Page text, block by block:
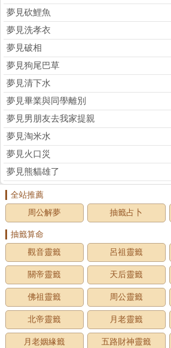
夢見砍鯉魚
夢見洗孝衣
夢見破相
夢見狗尾巴草
夢見清下水
夢見畢業與同學離別
夢見男朋友去我家提親
夢見淘米水
夢見火口災
夢見熊貓雄了
全站推薦
周公解夢
抽籤占卜
抽籤算命
觀音靈籤
呂祖靈籤
關帝靈籤 天后靈籤
佛祖靈籤 周公靈籤
北帝靈籤 月老靈籤
月老姻緣籤 五路財神靈籤